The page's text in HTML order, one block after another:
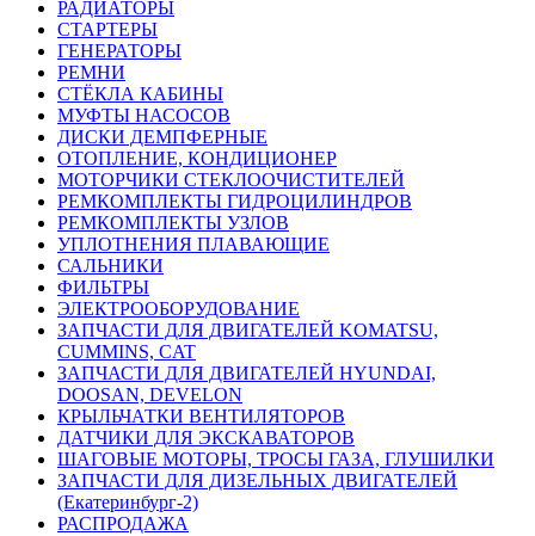
РАДИАТОРЫ
СТАРТЕРЫ
ГЕНЕРАТОРЫ
РЕМНИ
СТЁКЛА КАБИНЫ
МУФТЫ НАСОСОВ
ДИСКИ ДЕМПФЕРНЫЕ
ОТОПЛЕНИЕ, КОНДИЦИОНЕР
МОТОРЧИКИ СТЕКЛООЧИСТИТЕЛЕЙ
РЕМКОМПЛЕКТЫ ГИДРОЦИЛИНДРОВ
РЕМКОМПЛЕКТЫ УЗЛОВ
УПЛОТНЕНИЯ ПЛАВАЮЩИЕ
САЛЬНИКИ
ФИЛЬТРЫ
ЭЛЕКТРООБОРУДОВАНИЕ
ЗАПЧАСТИ ДЛЯ ДВИГАТЕЛЕЙ KOMATSU,
CUMMINS, CAT
ЗАПЧАСТИ ДЛЯ ДВИГАТЕЛЕЙ HYUNDAI,
DOOSAN, DEVELON
КРЫЛЬЧАТКИ ВЕНТИЛЯТОРОВ
ДАТЧИКИ ДЛЯ ЭКСКАВАТОРОВ
ШАГОВЫЕ МОТОРЫ, ТРОСЫ ГАЗА, ГЛУШИЛКИ
ЗАПЧАСТИ ДЛЯ ДИЗЕЛЬНЫХ ДВИГАТЕЛЕЙ
(Екатеринбург-2)
РАСПРОДАЖА